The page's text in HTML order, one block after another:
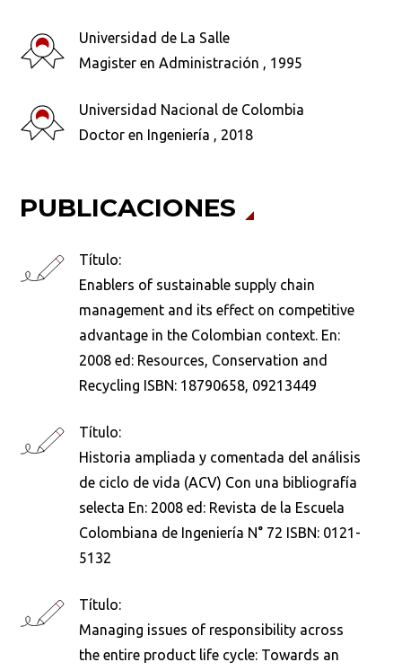
Universidad de La Salle
Magister en Administración , 1995
Universidad Nacional de Colombia
Doctor en Ingeniería , 2018
PUBLICACIONES
Título:
Enablers of sustainable supply chain
management and its effect on competitive
advantage in the Colombian context. En:
2008 ed: Resources, Conservation and
Recycling ISBN: 18790658, 09213449
Título:
Historia ampliada y comentada del análisis
de ciclo de vida (ACV) Con una bibliografía
selecta En: 2008 ed: Revista de la Escuela
Colombiana de Ingeniería N° 72 ISBN: 0121-
5132
Título:
Managing issues of responsibility across
the entire product life cycle: Towards an